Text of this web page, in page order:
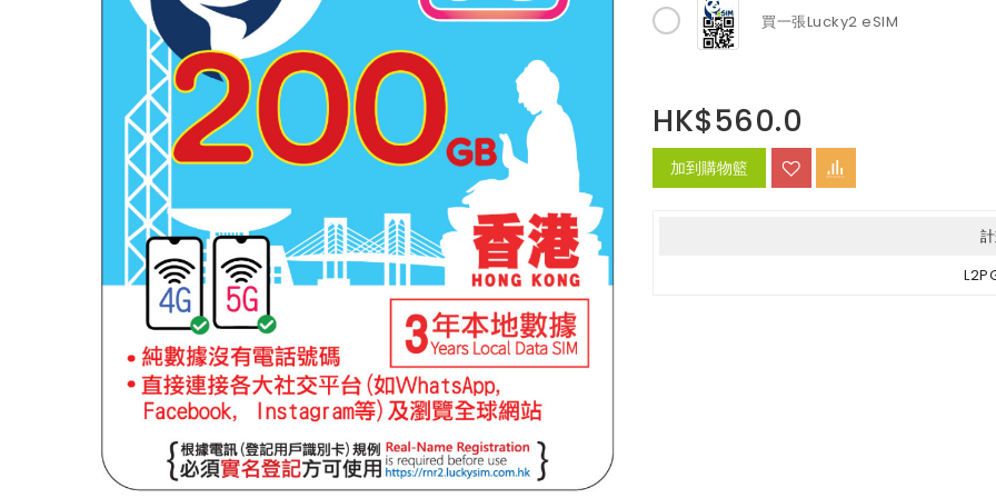
買一張Lucky2 eSIM
HK$560.0
加到購物籃